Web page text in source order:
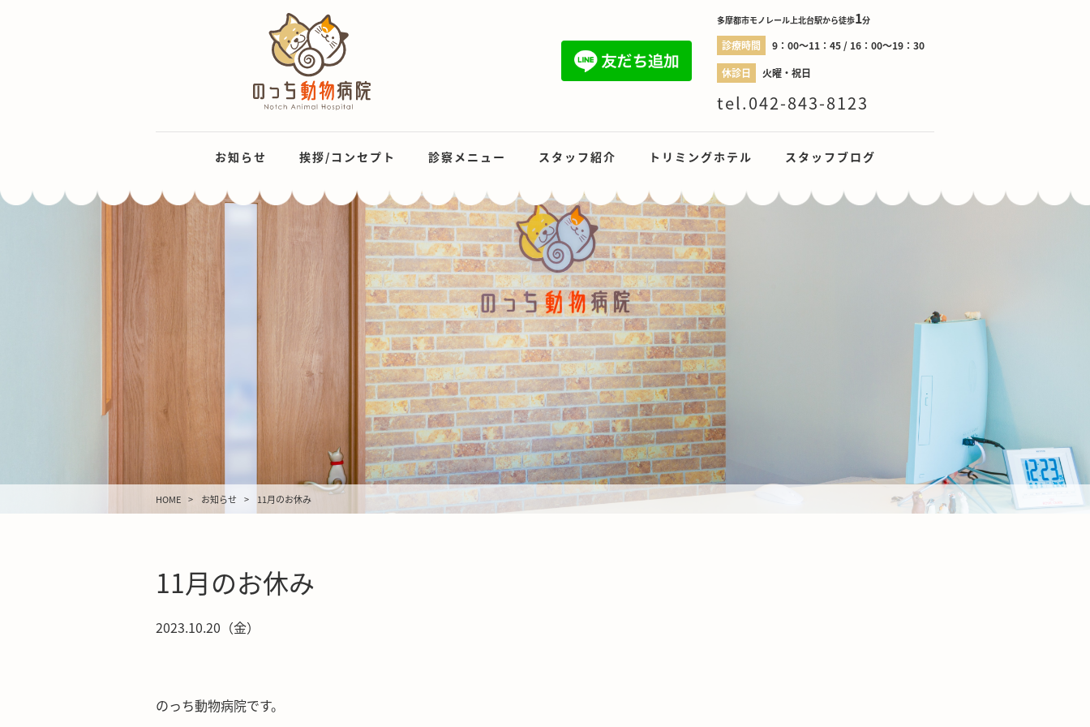
多摩都市モノレール上北台駅から徒歩1分
診療時間
9：00～11：45 / 16：00～19：30
休診日
火曜・祝日
tel.042-843-8123
お知らせ 挨拶/コンセプト 診察メニュー スタッフ紹介 トリミングホテル スタッフブログ
HOME お知らせ 11月のお休み
11月のお休み
2023.10.20（金）
のっち動物病院です。